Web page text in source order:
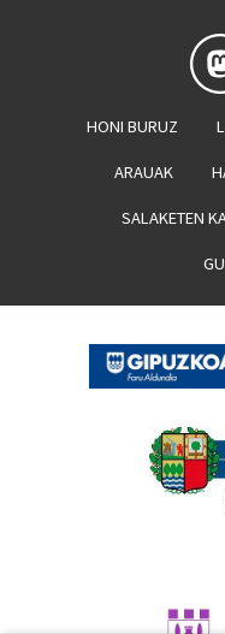
HONI BURUZ
ARAUAK
SALAKETEN